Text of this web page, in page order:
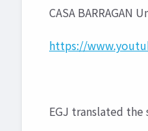
CASA BARRAGAN
https://
EGJ translated